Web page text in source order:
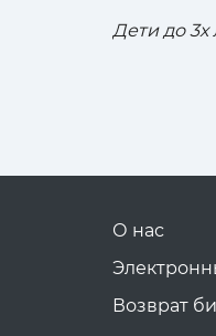
Дети до 3х
О нас
Возврат